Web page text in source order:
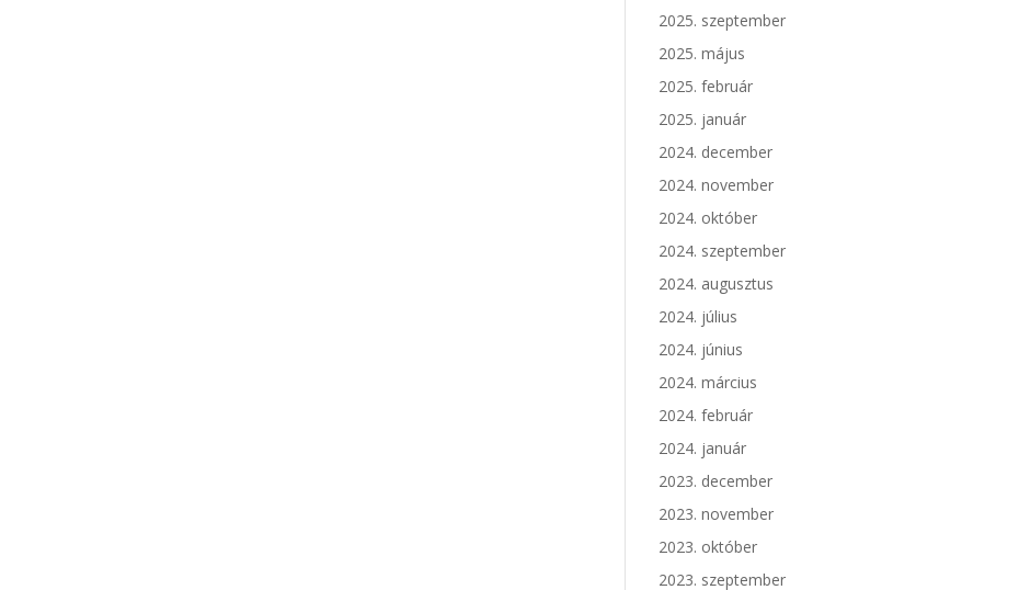
2025. szeptember
2025. május
2025. február
2025. január
2024. december
2024. november
2024. október
2024. szeptember
2024. augusztus
2024. július
2024. június
2024. március
2024. február
2024. január
2023. december
2023. november
2023. október
2023. szeptember